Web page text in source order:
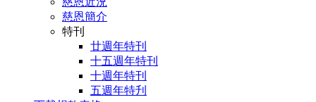
慈恩簡介
特刊
廿週年特刊
十五週年特刊
十週年特刊
五週年特刋